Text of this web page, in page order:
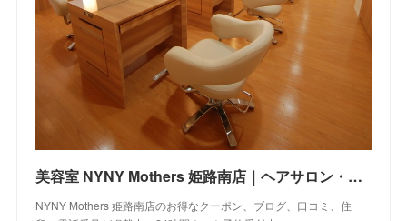
美容室 NYNY Mothers 姫路南店｜ヘアサロン・美容院｜ニューヨークニューヨーク
NYNY Mothers 姫路南店のお得なクーポン、ブログ、口コミ、住